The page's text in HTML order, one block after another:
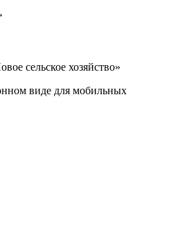
сельское хозяйство»
виде для мобильных